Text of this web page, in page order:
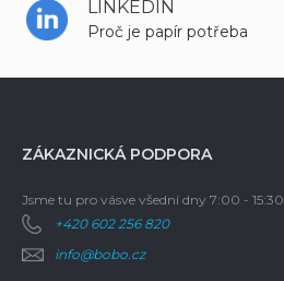
LINKEDIN
Proč je papír potřeba
ZÁKAZNICKÁ PODPORA
Jsme tu pro vásve všední dny 7:00 - 15:30
+420 602 256 820
info@bobo.cz